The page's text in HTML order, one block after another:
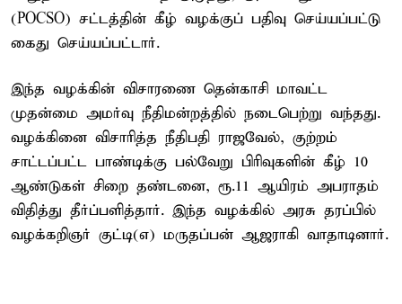
(POCSO) சட்டத்தின் கீழ் வழக்குப் பதிவு செய்யப்பட்டு
கைது செய்யப்பட்டார்.
இந்த வழக்கின் விசாரணை தென்காசி மாவட்ட
முதன்மை அமர்வு நீதிமன்றத்தில் நடைபெற்று வந்தது.
வழக்கினை விசாரித்த நீதிபதி ராஜவேல், குற்றம்
சாட்டப்பட்ட பாண்டிக்கு பல்வேறு பிரிவுகளின் கீழ் 10
ஆண்டுகள் சிறை தண்டனை, ரூ.11 ஆயிரம் அபராதம்
விதித்து தீர்ப்பளித்தார். இந்த வழக்கில் அரசு தரப்பில்
வழக்கறிஞர் குட்டி(எ) மருதப்பன் ஆஜராகி வாதாடினார்.